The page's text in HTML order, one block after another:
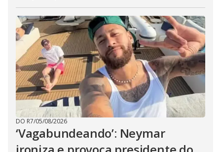
DO R7/05/08/2026
‘Vagabundeando’: Neymar